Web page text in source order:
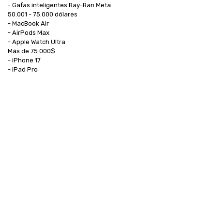
- Gafas inteligentes Ray-Ban Meta
50.001 - 75.000 dólares
- MacBook Air
- AirPods Max
- Apple Watch Ultra
Más de 75 000$
- iPhone 17
- iPad Pro